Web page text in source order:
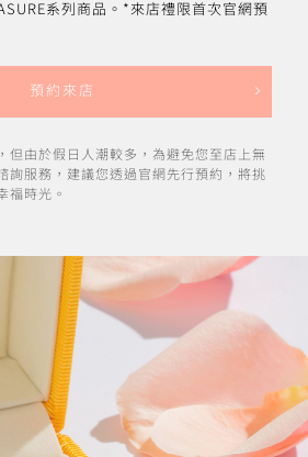
系列商品。*來店禮限首次官網預
預約來店
但由於假日人潮較多，為避免您至店上無
詢服務，建議您透過官網先行預約，將挑
福時光。